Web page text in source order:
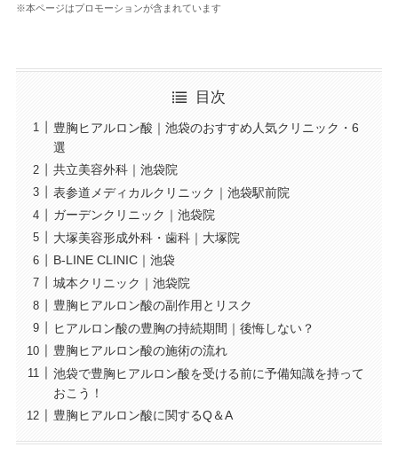
※本ページはプロモーションが含まれています
目次
豊胸ヒアルロン酸｜池袋のおすすめ人気クリニック・6
選
共立美容外科｜池袋院
表参道メディカルクリニック｜池袋駅前院
ガーデンクリニック｜池袋院
大塚美容形成外科・歯科｜大塚院
B-LINE CLINIC｜池袋
城本クリニック｜池袋院
豊胸ヒアルロン酸の副作用とリスク
ヒアルロン酸の豊胸の持続期間｜後悔しない？
豊胸ヒアルロン酸の施術の流れ
池袋で豊胸ヒアルロン酸を受ける前に予備知識を持って
おこう！
豊胸ヒアルロン酸に関するQ＆A